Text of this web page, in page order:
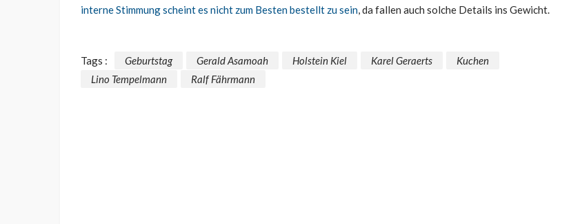
interne Stimmung scheint es nicht zum Besten bestellt zu sein, da fallen auch solche Details ins Gewicht.
Tags : Geburtstag Gerald Asamoah Holstein Kiel Karel Geraerts
Kuchen
Lino Tempelmann
Ralf Fährmann